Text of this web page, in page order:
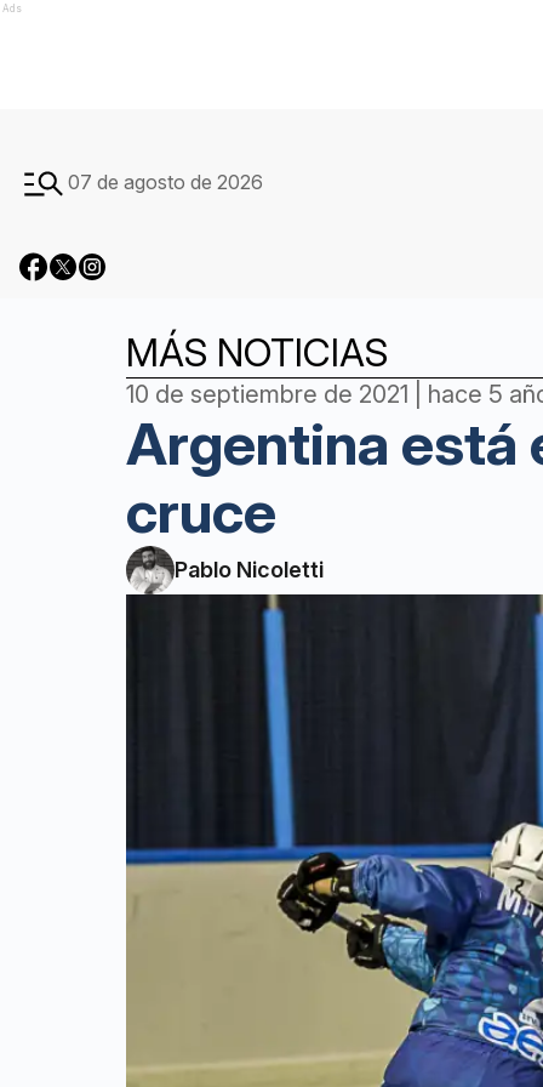
Ads
07 de agosto de 2026
MÁS NOTICIAS
10 de septiembre de 2021 | hace 5
Argentina está
cruce
Pablo Nicoletti